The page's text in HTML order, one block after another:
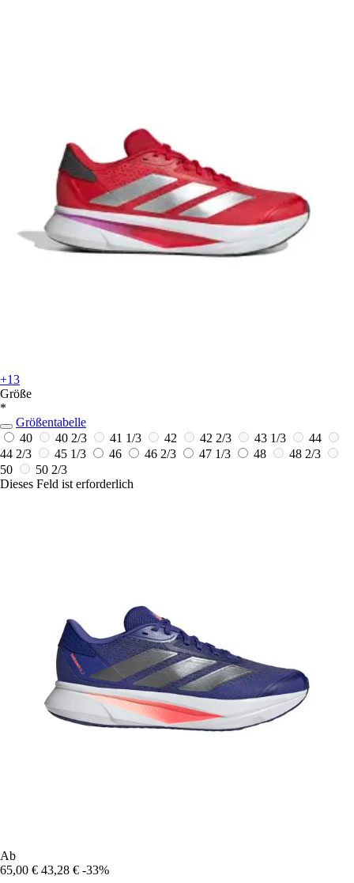
+13
Größe
*
Größentabelle
40
40 2/3 41 1/3 42 42 2/3 43 1/3
44
44 2/3
45 1/3 46 46 2/3 47 1/3 48
48 2/3
50
50 2/3
Dieses Feld ist erforderlich
Ab
65,00 € 43,28 € -33%